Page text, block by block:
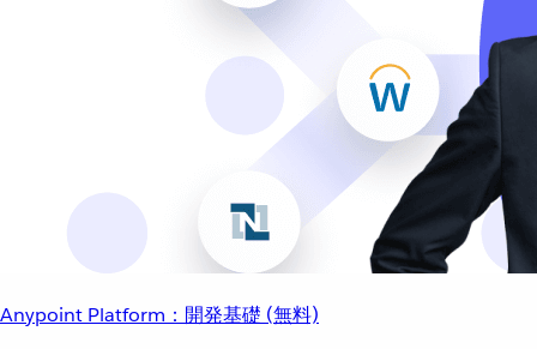
Anypoint Platform：開発基礎 (無料)